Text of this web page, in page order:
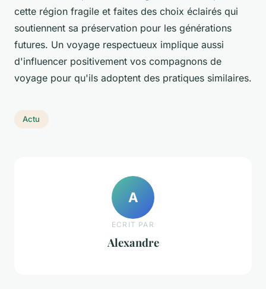
cette région fragile et faites des choix éclairés qui
soutiennent sa préservation pour les générations
futures. Un voyage respectueux implique aussi
d'influencer positivement vos compagnons de
voyage pour qu'ils adoptent des pratiques similaires.
Actu
A
ECRIT PAR
Alexandre